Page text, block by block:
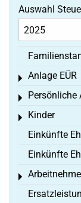
Auswahl
Anlage EÜR
Toggle menu
Persönliche
Toggle menu
Kinder
Toggle menu
Einkünfte
Einkünfte
Toggle menu